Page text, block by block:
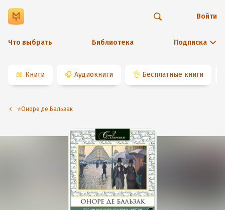
Что выбрать Библиотека Подписка
Войти
📖 Книги 🎧 Аудиокниги 👌 Бесплатные книги
⭐️Оноре де Бальзак